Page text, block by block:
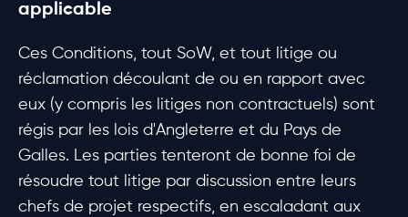
applicable
Ces Conditions, tout SoW, et tout litige ou
réclamation découlant de ou en rapport avec
eux (y compris les litiges non contractuels) sont
régis par les lois d'Angleterre et du Pays de
Galles. Les parties tenteront de bonne foi de
résoudre tout litige par discussion entre leurs
chefs de projet respectifs, en escaladant aux